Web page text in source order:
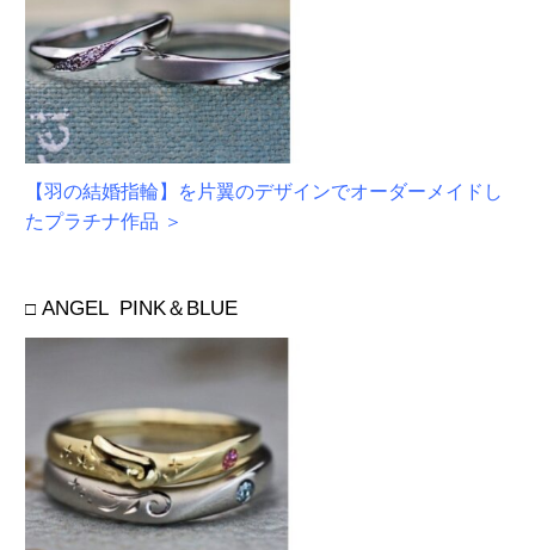
【羽の結婚指輪】を片翼のデザインでオーダーメイドし
たプラチナ作品 ＞
□ ANGEL PINK＆BLUE